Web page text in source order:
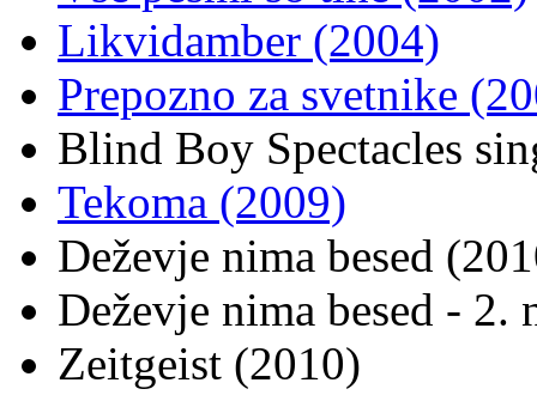
Likvidamber (2004)
Prepozno za svetnike
Blind Boy Spectacles
Tekoma (2009)
Deževje nima besed
Deževje nima besed - 2.
Zeitgeist (2010)